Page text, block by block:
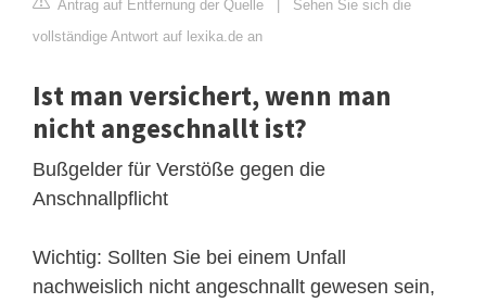
Antrag auf Entfernung der Quelle | Sehen Sie sich die
vollständige Antwort auf lexika.de an
Ist man versichert, wenn man
nicht angeschnallt ist?
Bußgelder für Verstöße gegen die
Anschnallpflicht
Wichtig: Sollten Sie bei einem Unfall
nachweislich nicht angeschnallt gewesen sein,